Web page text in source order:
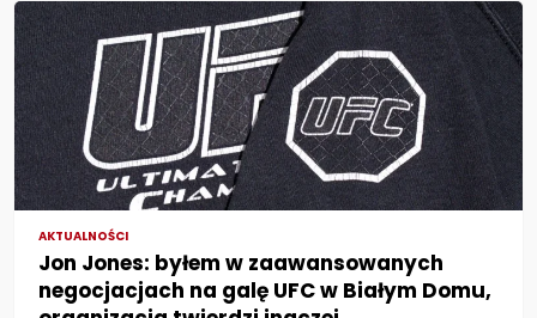
AKTUALNOŚCI
Jon Jones: byłem w zaawansowanych
negocjacjach na galę UFC w Białym Domu,